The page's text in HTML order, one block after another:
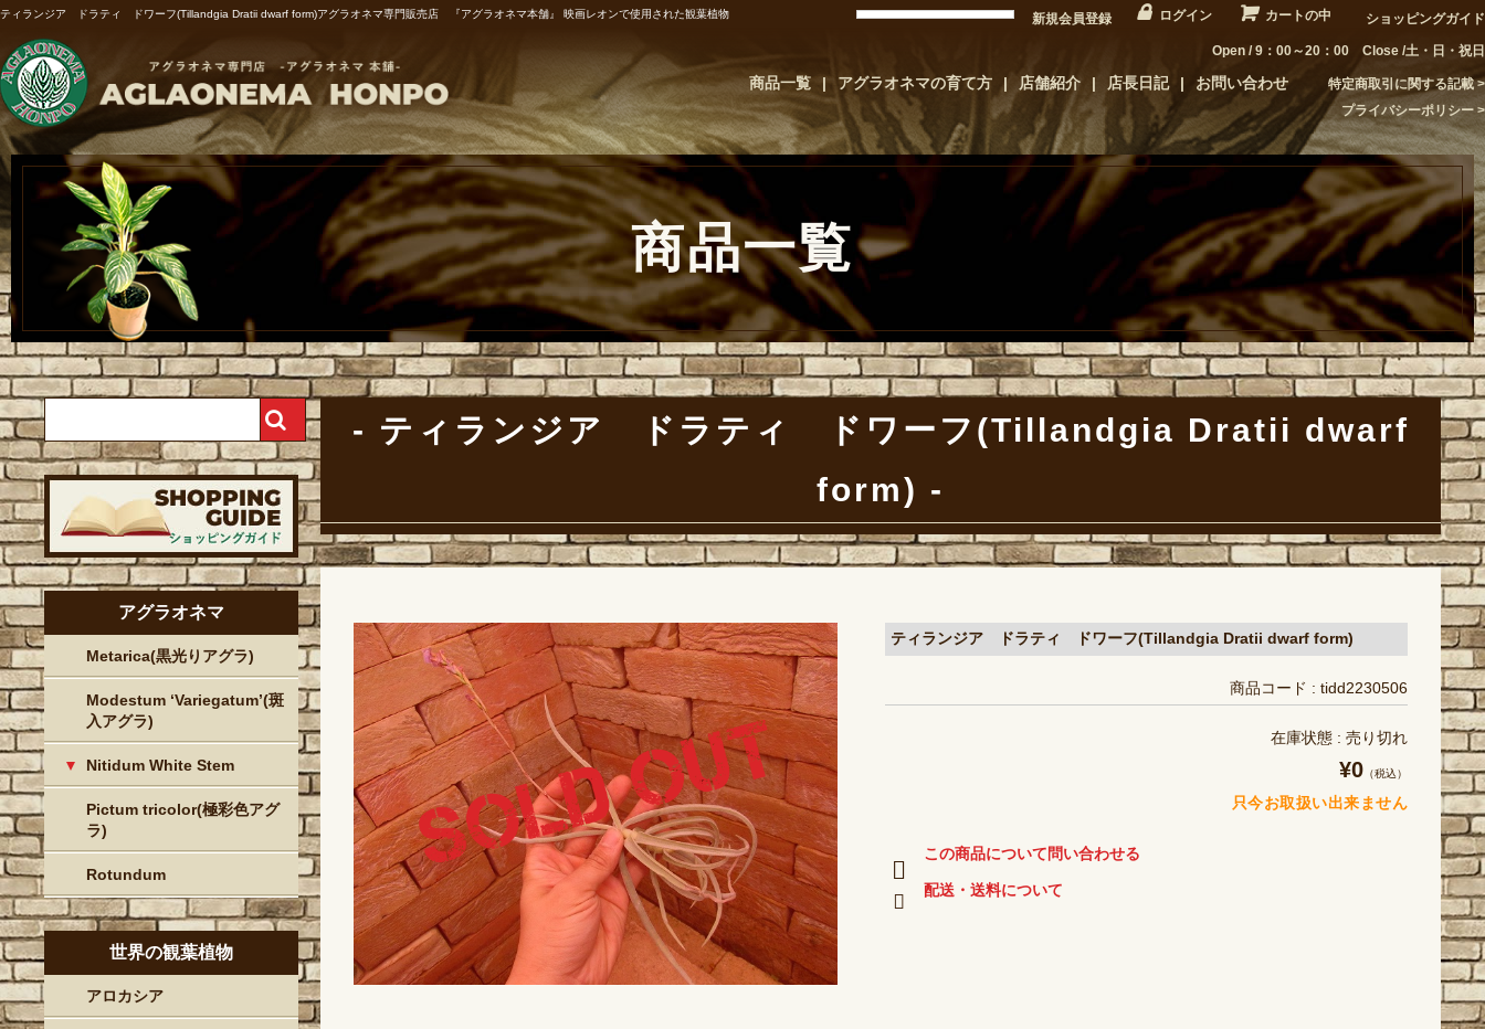
ティランジア ドラティ ドワーフ(Tillandgia Dratii dwarf form)アグラオネマ専門販売店 『アグラオネマ本舗』 映画レオンで使用された観葉植物 新規会員登録 ログイン カートの中 ショッピングガイド
Open / 9：00～20：00 Close /土・日・祝日
商品一覧 アグラオネマの育て方 店舗紹介 店長日記 お問い合わせ
特定商取引に関する記載
プライバシーポリシー
商品一覧
ティランジア ドラティ ドワーフ(Tillandgia Dratii dwarf
form)
ティランジア ドラティ ドワーフ(Tillandgia Dratii dwarf form)
商品コード : tidd2230506
在庫状態 : 売り切れ
¥0 （税込）
只今お取扱い出来ません
この商品について問い合わせる
配送・送料について
アグラオネマ
Metarica(黒光りアグラ)
Modestum ‘Variegatum’(斑
入アグラ)
Nitidum White Stem
Pictum tricolor(極彩色アグ
ラ)
Rotundum
世界の観葉植物
アロカシア